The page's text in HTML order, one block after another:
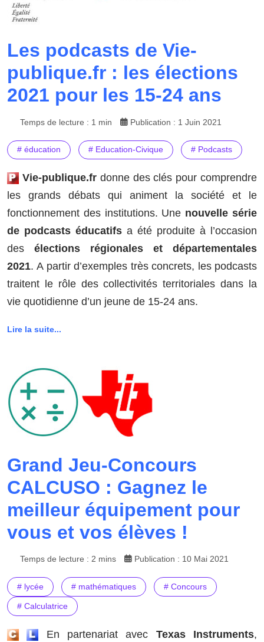
Les podcasts de Vie-
publique.fr : les élections
2021 pour les 15-24 ans
Temps de lecture : 1 min Publication : 1 Juin 2021
# éducation # Education-Civique # Podcasts
Vie-publique.frdonne des clés pour comprendre
les grands débats qui animent la société et le
fonctionnement des institutions. Une nouvelle série
de podcasts éducatifs a été produite à l’occasion
des élections régionales et départementales
2021. A partir d’exemples très concrets, les podcasts
traitent le rôle des collectivités territoriales dans la
vie quotidienne d’un jeune de 15-24 ans.
Lire la suite...
Grand Jeu-Concours
CALCUSO : Gagnez le
meilleur équipement pour
vous et vos élèves !
Temps de lecture : 2 mins Publication : 10 Mai 2021
# lycée # mathématiques # Concours
# Calculatrice
En partenariat avec Texas Instruments,